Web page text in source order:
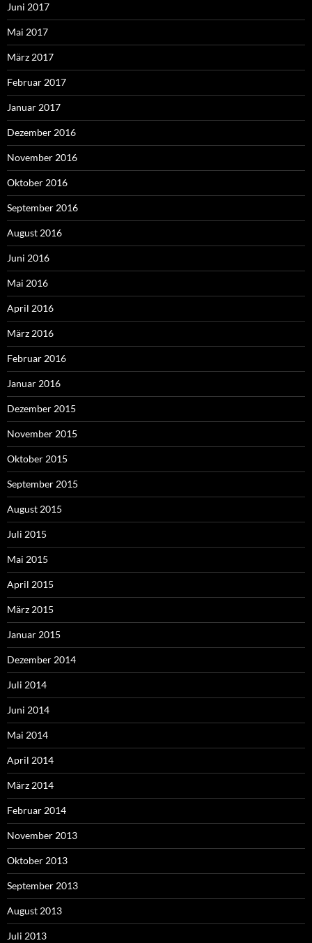
Juni 2017
Mai 2017
März 2017
Februar 2017
Januar 2017
Dezember 2016
November 2016
Oktober 2016
September 2016
August 2016
Juni 2016
Mai 2016
April 2016
März 2016
Februar 2016
Januar 2016
Dezember 2015
November 2015
Oktober 2015
September 2015
August 2015
Juli 2015
Mai 2015
April 2015
März 2015
Januar 2015
Dezember 2014
Juli 2014
Juni 2014
Mai 2014
April 2014
März 2014
Februar 2014
November 2013
Oktober 2013
September 2013
August 2013
Juli 2013